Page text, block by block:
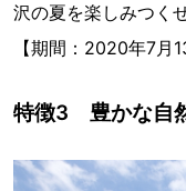
沢の夏を楽しみつく
【期間：2020年7月
特徴3 豊かな自